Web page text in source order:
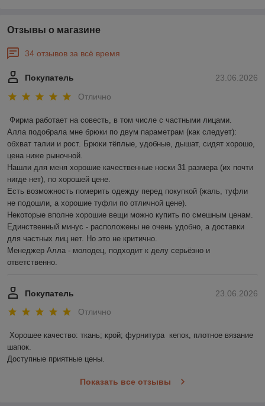
Отзывы о магазине
34 отзывов за всё время
23.06.2026
Покупатель
Отлично
Фирма работает на совесть, в том числе с частными лицами.
Алла подобрала мне брюки по двум параметрам (как следует):
обхват талии и рост. Брюки тёплые, удобные, дышат, сидят хорошо,
цена ниже рыночной.
Нашли для меня хорошие качественные носки 31 размера (их почти
нигде нет), по хорошей цене.
Есть возможность померить одежду перед покупкой (жаль, туфли
не подошли, а хорошие туфли по отличной цене).
Некоторые вполне хорошие вещи можно купить по смешным ценам.
Единственный минус - расположены не очень удобно, а доставки
для частных лиц нет. Но это не критично.
Менеджер Алла - молодец, подходит к делу серьёзно и
ответственно.
23.06.2026
Покупатель
Отлично
Хорошее качество: ткань; крой; фурнитура  кепок, плотное вязание
шапок.
Доступные приятные цены.
Показать все отзывы